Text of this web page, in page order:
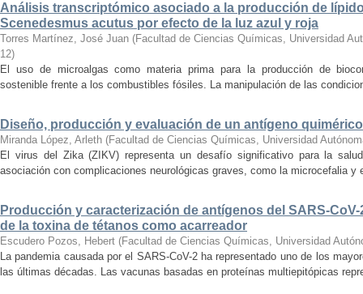
Análisis transcriptómico asociado a la producción de
Scenedesmus acutus por efecto de la luz azul y roja
Torres Martínez, José Juan (Facultad de Ciencias Químicas, Universidad
12)
El uso de microalgas como materia prima para la producción de
sostenible frente a los combustibles fósiles. La manipulación de las
Diseño, producción y evaluación de un antígeno
Miranda López, Arleth (Facultad de Ciencias Químicas, Universidad
El virus del Zika (ZIKV) representa un desafío significativo para la
asociación con complicaciones neurológicas graves, como la microcefalia y
Producción y caracterización de antígenos del SARS-
de la toxina de tétanos como acarreador
Escudero Pozos, Hebert (Facultad de Ciencias Químicas, Universidad
La pandemia causada por el SARS-CoV-2 ha representado uno de los
las últimas décadas. Las vacunas basadas en proteínas multiepitópicas